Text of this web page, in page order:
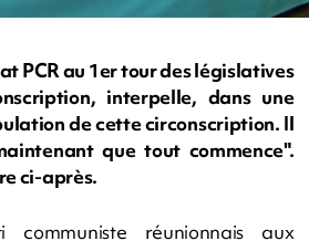
PCR au 1er tour des législatives
interpelle, dans une
de cette circonscription. Il
que tout commence".
ci-après.
réunionnais aux